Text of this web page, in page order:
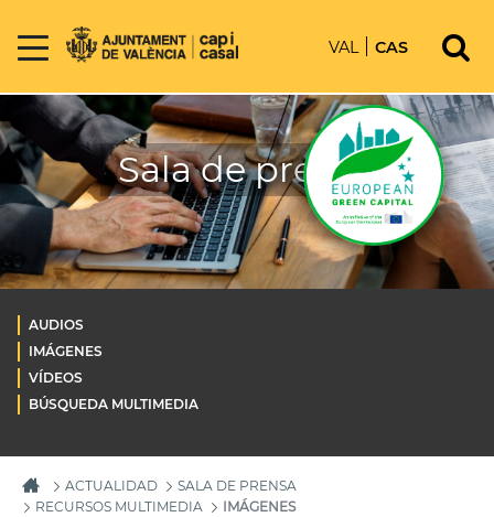
VAL CAS
Sala de prensa
AUDIOS
IMÁGENES
VÍDEOS
BÚSQUEDA MULTIMEDIA
ACTUALIDAD
SALA DE PRENSA
RECURSOS MULTIMEDIA
IMÁGENES